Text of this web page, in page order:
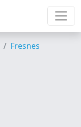
Fresnes